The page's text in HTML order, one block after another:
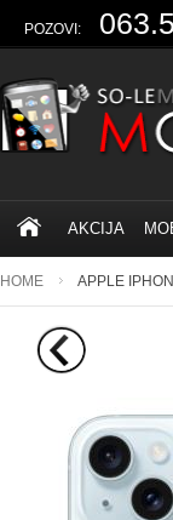
POZOVI:
AKCIJA
HOME APPLE